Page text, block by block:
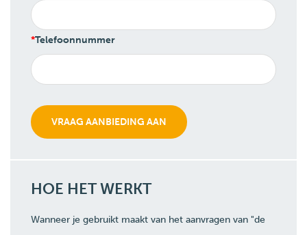
Telefoonnummer
HOE HET WERKT
Wanneer je gebruikt maakt van het aanvragen van "de